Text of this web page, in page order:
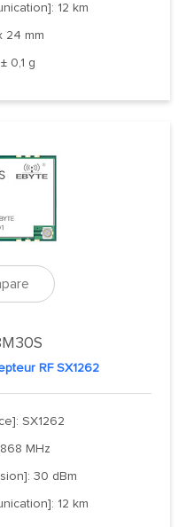
12 km
24 mm
0,1 g
RF SX1262
SX1262
MHz
30 dBm
12 km